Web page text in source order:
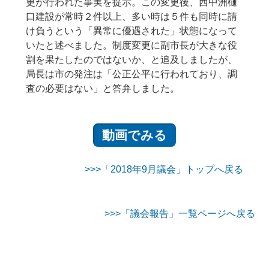
更が行われた事実を提示。この変更後、西中洲樋
口建設が常時２件以上、多い時は５件も同時に請
け負うという「異常に優遇された」状態になって
いたと述べました。制度変更に副市長が大きな役
割を果たしたのではないか、と追及しましたが、
局長は市の発注は「公正公平に行われており、調
査の必要はない」と答弁しました。
動画でみる
>>>「2018年9月議会」トップへ戻る
>>>「議会報告」一覧ページへ戻る